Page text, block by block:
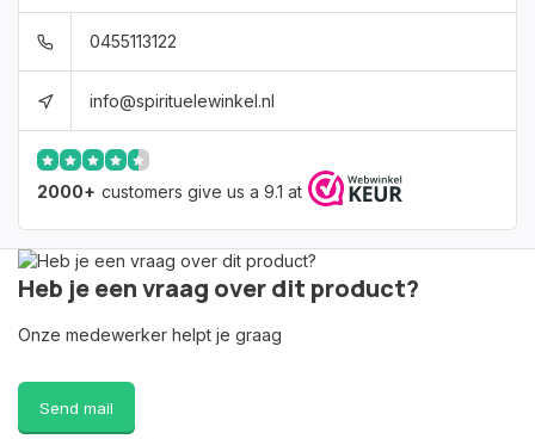
0455113122
info@spirituelewinkel.nl
2000+ customers give us a 9.1 at
Heb je een vraag over dit product?
Onze medewerker helpt je graag
Send mail